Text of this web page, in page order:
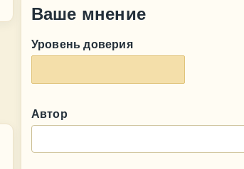
Ваше мнение
Уровень доверия
Автор